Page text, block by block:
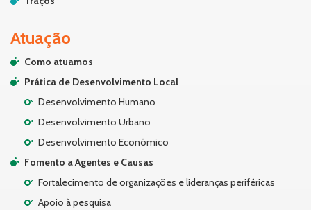
Atuação
Como atuamos
Prática de Desenvolvimento Local
Desenvolvimento Humano
Desenvolvimento Urbano
Desenvolvimento Econômico
Fomento a Agentes e Causas
Fortalecimento de organizações e lideranças periféricas
Apoio à pesquisa